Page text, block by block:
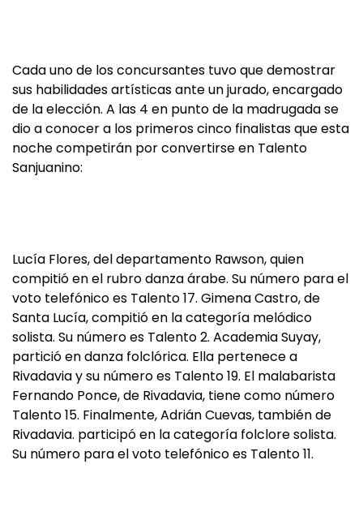
Cada uno de los concursantes tuvo que demostrar
sus habilidades artísticas ante un jurado, encargado
de la elección. A las 4 en punto de la madrugada se
dio a conocer a los primeros cinco finalistas que esta
noche competirán por convertirse en Talento
Sanjuanino:
Lucía Flores, del departamento Rawson, quien
compitió en el rubro danza árabe. Su número para el
voto telefónico es Talento 17. Gimena Castro, de
Santa Lucía, compitió en la categoría melódico
solista. Su número es Talento 2. Academia Suyay,
partició en danza folclórica. Ella pertenece a
Rivadavia y su número es Talento 19. El malabarista
Fernando Ponce, de Rivadavia, tiene como número
Talento 15. Finalmente, Adrián Cuevas, también de
Rivadavia. participó en la categoría folclore solista.
Su número para el voto telefónico es Talento 11.